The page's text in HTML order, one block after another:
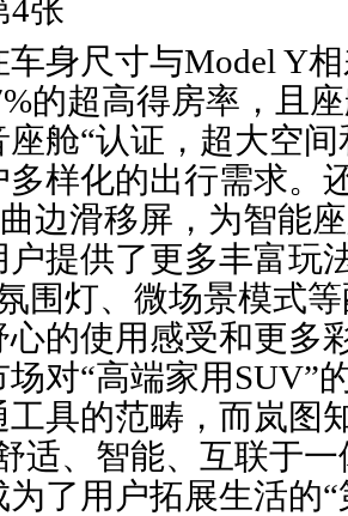
车身尺寸与Model Y
的超高得房率，且
座舱“认证，超大空
多样化的出行需求。
边滑移屏，为智能
户提供了更多丰富玩
围灯、微场景模式
的使用感受和更多
对“高端家用SUV”
工具的范畴，而岚图
适、智能、互联于
了用户拓展生活的“